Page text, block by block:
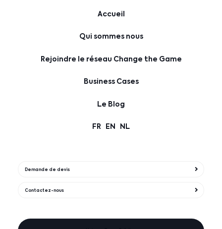
Accueil
Qui sommes nous
Rejoindre le réseau Change the Game
Business Cases
Le Blog
FR EN NL
Demande de devis
Contactez-nous